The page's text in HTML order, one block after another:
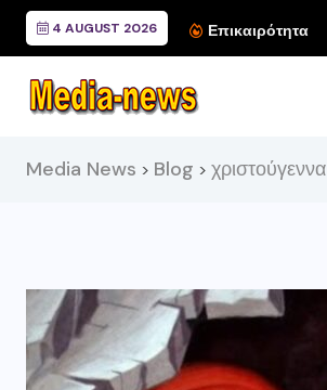
4 AUGUST 2026 Επικαιρότητα
Media News > Blog > χριστούγεννα